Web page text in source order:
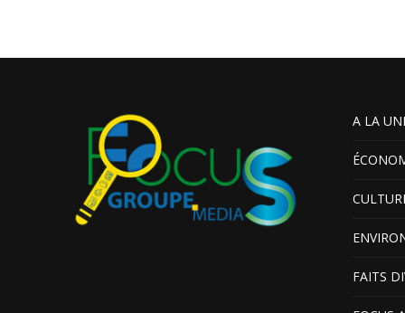
A LA
FAITS